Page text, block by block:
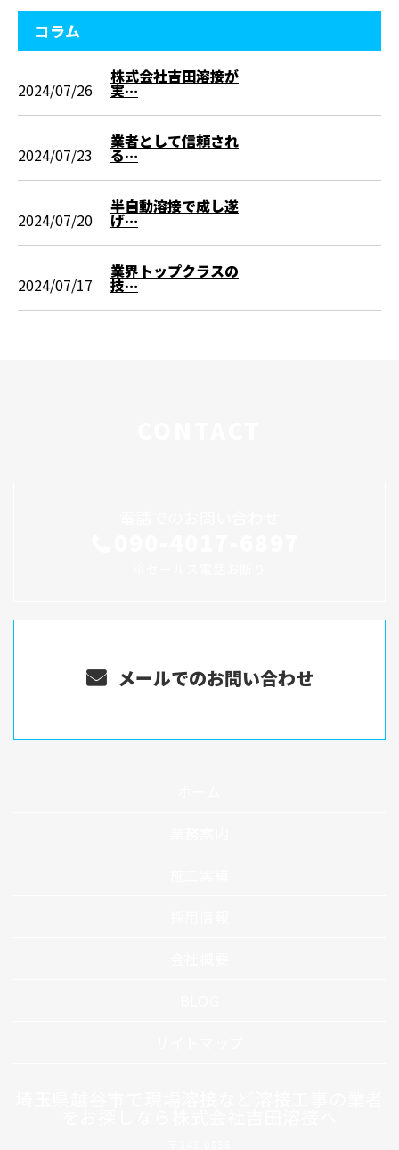
コラム
2024/07/26
株式会社吉田溶接が
実…
2024/07/23
業者として信頼され
る…
2024/07/20
半自動溶接で成し遂
げ…
2024/07/17
業界トップクラスの
技…
メールでのお問い合わせ